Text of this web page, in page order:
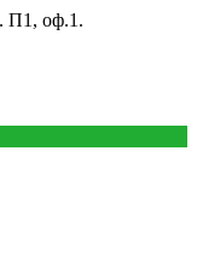
П1, оф.1.